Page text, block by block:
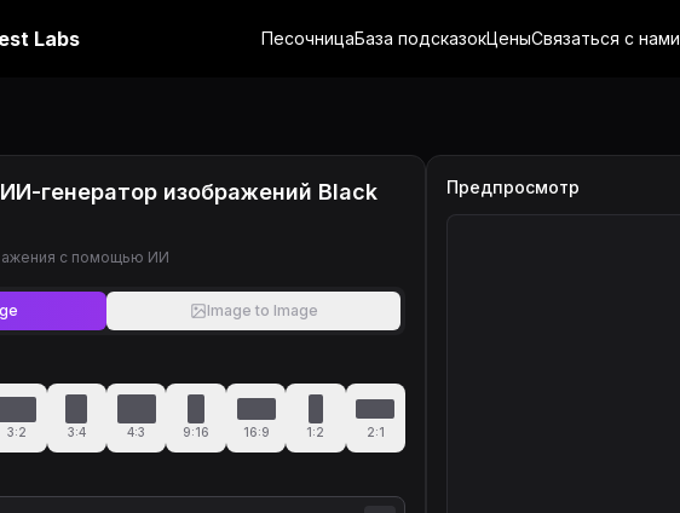
Labs ПесочницаБаза подсказокЦеныСвязаться с нами
генератор изображений Black
с помощью ИИ
Image to Image
3:2 3:4 4:3 9:16 16:9 1:2 2:1
Предпросмотр